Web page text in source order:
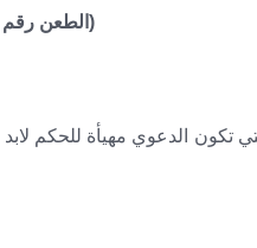
(الطعن رقم 405 لسنة 59 قضائية ـ جلسة 1993/4/8 س 44 ج2 ص 45 )
تكون الدعوي مهيأة للحكم